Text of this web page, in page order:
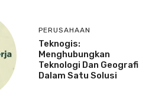
PERUSAHAAN
Teknogis:
Menghubungkan
Teknologi Dan Geografi
Dalam Satu Solusi